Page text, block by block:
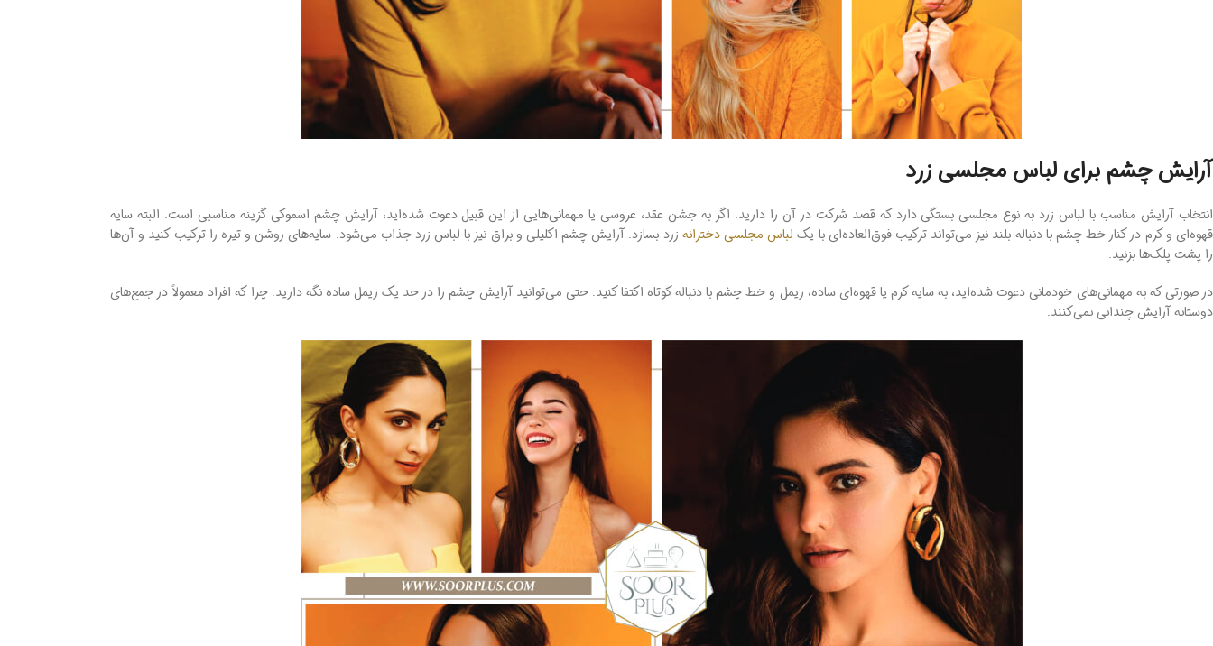
آرایش چشم برای لباس مجلسی زرد
انتخاب آرایش مناسب با لباس زرد به نوع مجلسی بستگی دارد که قصد شرکت در آن را دارید. اگر به جشن عقد، عروسی یا مهمانی‌هایی از این قبیل دعوت شده‌اید، آرایش چشم اسموکی گزینه مناسبی است. البته سایه
قهوه‌ای و کرم در کنار خط چشم با دنباله بلند نیز می‌تواند ترکیب فوق‌العاده‌ای با یک لباس مجلسی دخترانه زرد بسازد. آرایش چشم اکلیلی و براق نیز با لباس زرد جذاب می‌شود. سایه‌های روشن و تیره را ترکیب کنید و آن‌ها
را پشت پلک‌ها بزنید.
در صورتی که به مهمانی‌های خودمانی دعوت شده‌اید، به سایه کرم یا قهوه‌ای ساده، ریمل و خط چشم با دنباله کوتاه اکتفا کنید. حتی می‌توانید آرایش چشم را در حد یک ریمل ساده نگه‌ دارید. چرا که افراد معمولاً در جمع‌های
دوستانه آرایش چندانی نمی‌کنند.